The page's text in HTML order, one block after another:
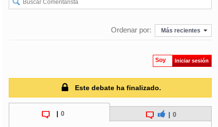
Ordenar por: Más recientes
Soy Iniciar sesión
Este debate ha finalizado.
0 0